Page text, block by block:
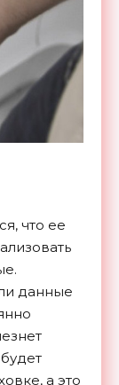
что ее
данные
а это